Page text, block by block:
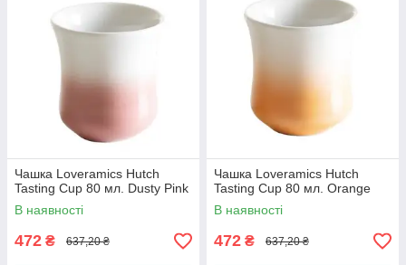
Чашка Loveramics Hutch
Tasting Cup 80 мл. Dusty Pink
В наявності
472 ₴ 637,20 ₴
Чашка Loveramics Hutch
Tasting Cup 80 мл. Orange
В наявності
472 ₴ 637,20 ₴